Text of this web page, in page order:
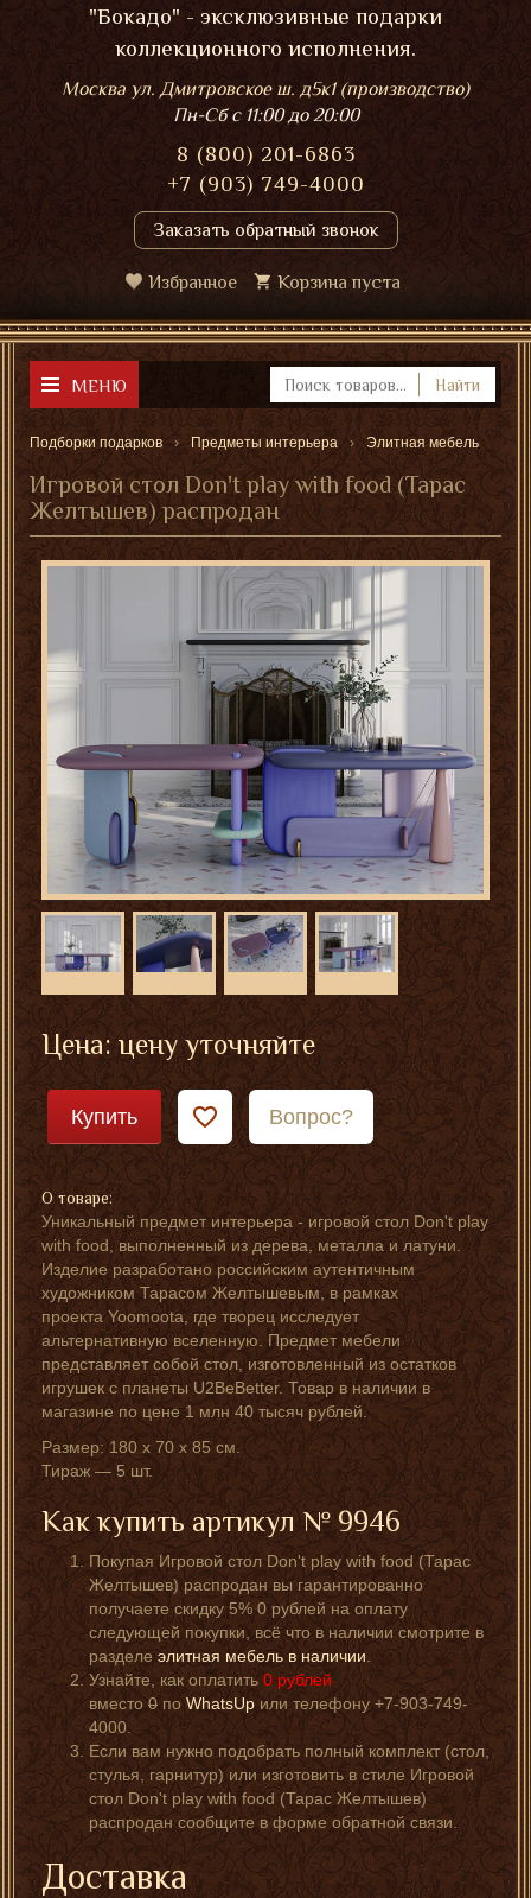
"Бокадо" - эксклюзивные подарки
коллекционного исполнения.
Москва ул. Дмитровское ш. д5к1 (производство)
Пн-Сбс 11:00 до 20:00
8 (800) 201-6863
+7 (903) 749-4000
Заказать обратный звонок
Избранное Корзина пуста
МЕНЮ Найти
Подборки подарков Предметы интерьера Элитная мебель
Игровой стол Don't play with food (Тарас
Желтышев) распродан
Цена: цену уточняйте
Купить Вопрос?
О товаре:
Уникальный предмет интерьера - игровой стол Don't play
with food, выполненный из дерева, металла и латуни.
Изделие разработано российским аутентичным
художником Тарасом Желтышевым, в рамках
проекта Yoomoota, где творец исследует
альтернативную вселенную. Предмет мебели
представляет собой стол, изготовленный из остатков
игрушек с планеты U2BeBetter. Товар в наличии в
магазине по цене 1 млн 40 тысяч рублей.
Размер: 180 х 70 х 85 см.
Тираж — 5 шт.
Как купить артикул № 9946
Покупая Игровой стол Don't play with food (Тарас
Желтышев) распродан вы гарантированно
получаете скидку 5% 0 рублей на оплату
следующей покупки, всё что в наличии смотрите в
разделеэлитная мебель в наличии
Узнайте, как оплатить0 рублей
вместо0поWhatsUpили телефону +7-903-749-
4000.
Если вам нужно подобрать полный комплект (стол,
стулья, гарнитур) или изготовить в стиле Игровой
стол Don't play with food (Тарас Желтышев)
распродан сообщите в форме обратной связи.
Доставка